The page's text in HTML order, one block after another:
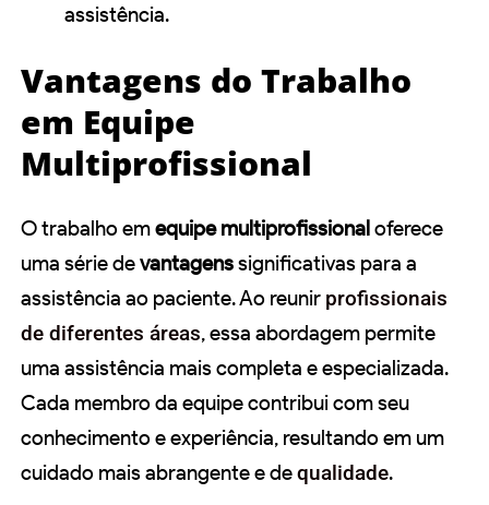
assistência.
Vantagens do Trabalho
em Equipe
Multiprofissional
O trabalho emequipe multiprofissionaloferece
uma série devantagenssignificativas para a
assistência ao paciente. Ao reunir profissionais
de diferentes áreas, essa abordagem permite
uma assistência mais completa e especializada.
Cada membro da equipe contribui com seu
conhecimento e experiência, resultando em um
cuidado mais abrangente e dequalidade.